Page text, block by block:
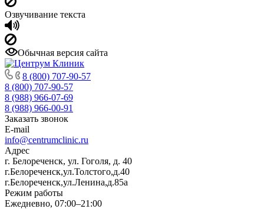
Озвучивание текста
Обычная версия сайта
8 (800) 707-90-57
8 (800) 707-90-57
8 (988) 966-07-69
8 (988) 966-00-91
Заказать звонок
E-mail
info@centrumclinic.ru
Адрес
г. Белореченск, ул. Гоголя, д. 40
г.Белореченск,ул.Толстого,д.40
г.Белореченск,ул.Ленина,д.85а
Режим работы
Ежедневно, 07:00–21:00